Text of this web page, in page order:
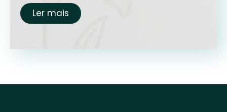
Ler mais